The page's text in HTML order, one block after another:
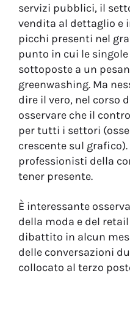
servizi pubblici, il
vendita al dettaglio e
picchi presenti nel
punto in cui le
sottoposte a un
greenwashing. Ma
dire il vero, nel corso
osservare che il
per tutti i settori
crescente sul
professionisti della
tener presente.
È interessante
della moda e del
dibattito in alcun
delle conversazioni
collocato al terzo